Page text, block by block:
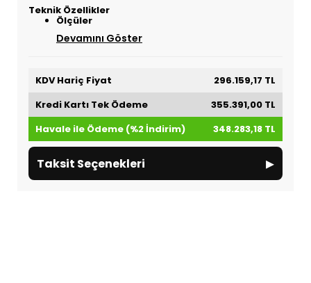
Teknik Özellikler
Ölçüler
Devamını Göster
KDV Hariç Fiyat
296.159,17 TL
Kredi Kartı Tek Ödeme
355.391,00 TL
Havale ile Ödeme (%2 İndirim)
348.283,18 TL
Taksit Seçenekleri ▸